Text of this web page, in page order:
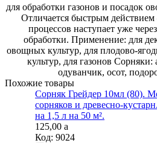
для обработки газонов и посадок
Отличается быстрым
процессов наступает уже
обработки. Применение: для
овощных культур, для плодово-
культур, для газонов Сорняки:
одуванчик, осот,
Похожие товары
Сорняк Грейдер 10мл (80).
сорняков и древесно-
на 1,5 л на 50 м².
125,00a
Код:9024